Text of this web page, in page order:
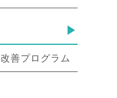
善プログラム